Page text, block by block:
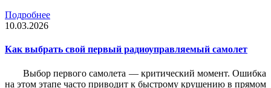
Подробнее
10.03.2026
Как выбрать свой первый радиоуправляемый самолет
Выбор первого самолета — критический момент. Ошибка
на этом этапе часто приводит к быстрому крушению в прямом